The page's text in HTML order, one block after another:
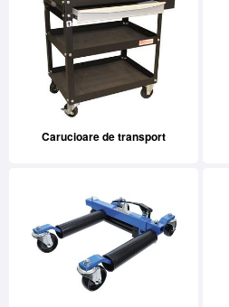
Carucioare de transport